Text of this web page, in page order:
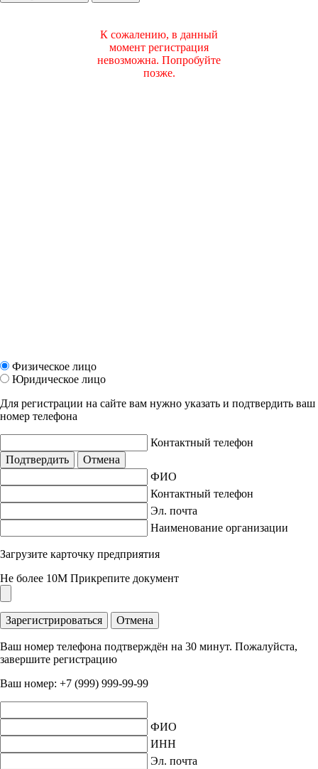
К сожалению, в данный
момент регистрация
невозможна. Попробуйте
позже.
Физическое лицо
Юридическое лицо
Для регистрации на сайте вам нужно указать и подтвердить ваш
номер телефона
Контактный телефон
Подтвердить
Отмена
ФИО
Контактный телефон
Эл. почта
Наименование организации
Загрузите карточку предприятия
Не более 10M Прикрепите документ
Зарегистрироваться Отмена
Ваш номер телефона подтверждён на 30 минут. Пожалуйста,
завершите регистрацию
Ваш номер: +7 (999) 999-99-99
ФИО
ИНН
Эл. почта